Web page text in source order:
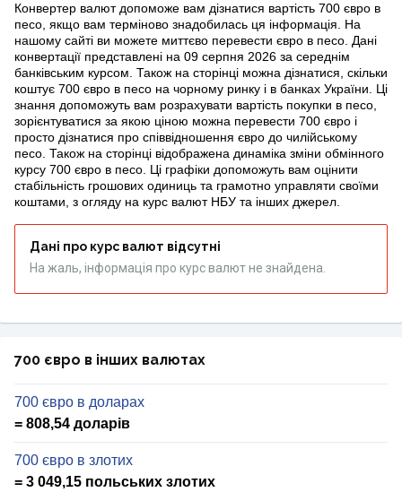
Конвертер валют допоможе вам дізнатися вартість 700 євро в
песо, якщо вам терміново знадобилась ця інформація. На
нашому сайті ви можете миттєво перевести євро в песо. Дані
конвертації представлені на 09 серпня 2026 за середнім
банківським курсом. Також на сторінці можна дізнатися, скільки
коштує 700 євро в песо на чорному ринку і в банках України. Ці
знання допоможуть вам розрахувати вартість покупки в песо,
зорієнтуватися за якою ціною можна перевести 700 євро і
просто дізнатися про співвідношення євро до чилійському
песо. Також на сторінці відображена динаміка зміни обмінного
курсу 700 євро в песо. Ці графіки допоможуть вам оцінити
стабільність грошових одиниць та грамотно управляти своїми
коштами, з огляду на курс валют НБУ та інших джерел.
Дані про курс валют відсутні
На жаль, інформація про курс валют не знайдена.
700 євро в інших валютах
700 євро в доларах
= 808,54 доларів
700 євро в злотих
= 3 049,15 польських злотих